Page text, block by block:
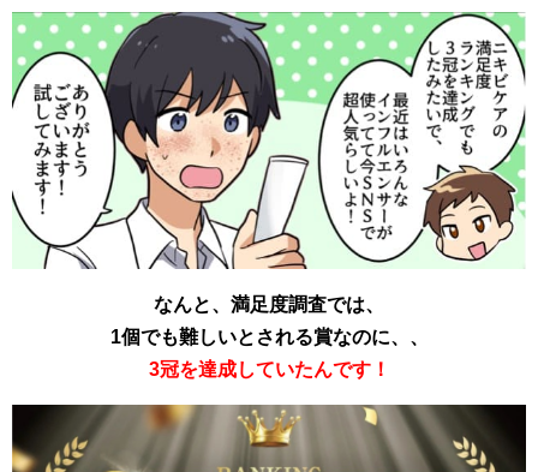
なんと、満足度調査では、
1個でも難しいとされる賞なのに、、
3冠を達成していたんです！